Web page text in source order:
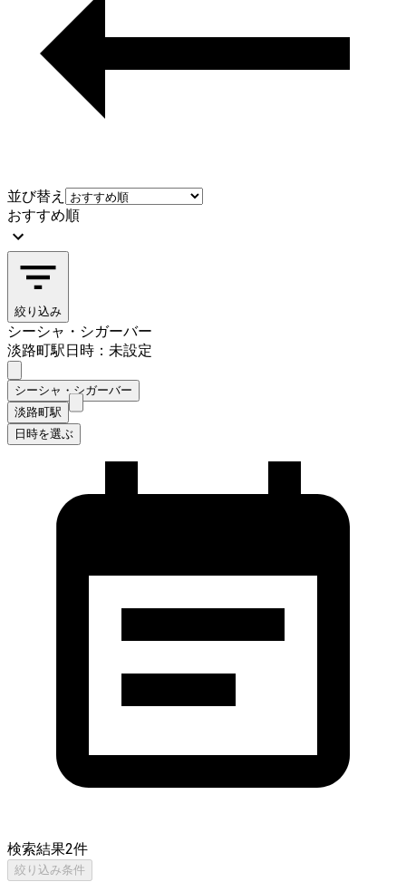
並び替え
おすすめ順
絞り込み
シーシャ・シガーバー
淡路町駅日時：未設定
シーシャ・シガーバー
淡路町駅
日時を選ぶ
検索結果2件
絞り込み条件